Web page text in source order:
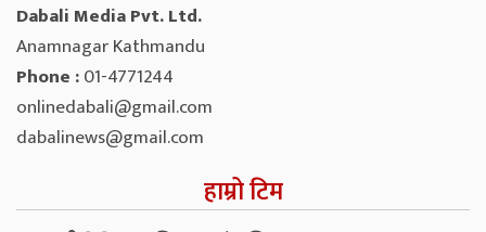
Dabali Media Pvt. Ltd.
Anamnagar Kathmandu
Phone :01-4771244
onlinedabali@gmail.com
dabalinews@gmail.com
हाम्रो टिम